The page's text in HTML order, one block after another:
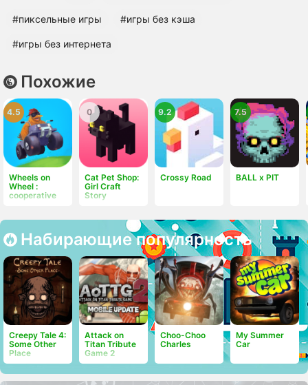
#пиксельные игры #игры без кэша
#игры без интернета
Похожие
Wheels on
Wheel :
cooperative
4.5
Cat Pet Shop:
Girl Craft
Story
0
Crossy Road
9.2
BALL x PIT
7.5
Набирающие популярность
Creepy Tale 4:
Some Other
Place
Attack on
Titan Tribute
Game 2
Choo-Choo
Charles
My Summer
Car